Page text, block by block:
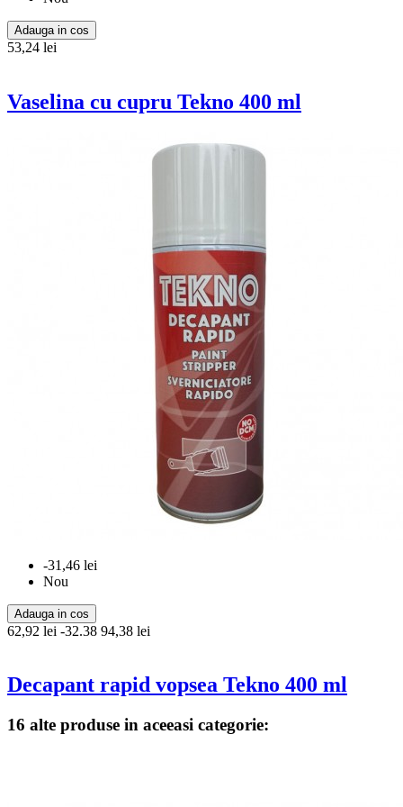
Adauga in cos
53,24 lei
Vaselina cu cupru Tekno 400 ml
-31,46 lei
Nou
Adauga in cos
62,92 lei -32.38 94,38 lei
Decapant rapid vopsea Tekno 400 ml
16 alte produse in aceeasi categorie: